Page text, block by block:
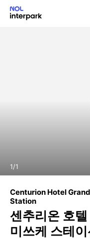
1/1
Centurion Hotel
Station
센추리온 호
미쓰케 스테이